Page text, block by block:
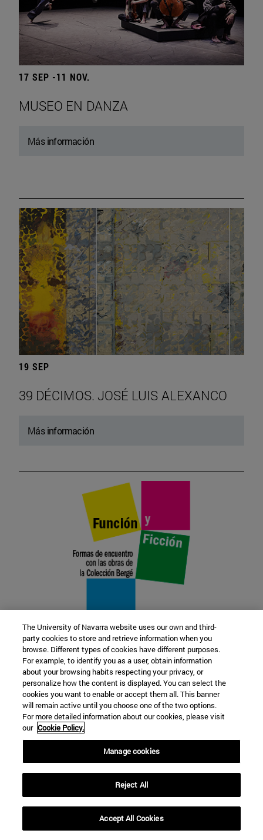
17 SEP -11 NOV.
MUSEO EN DANZA
Más información
19 SEP
39 DÉCIMOS. JOSÉ LUIS ALEXANCO
Más información
22 SEP
FUNCIÓN Y FICCIÓN. Varios artistas
Más información
The University of Navarra website uses our own and third-
party cookies to store and retrieve information when you
browse. Different types of cookies have different purposes.
For example, to identify you as a user, obtain information
about your browsing habits respecting your privacy, or
personalize how the content is displayed. You can select the
cookies you want to enable or accept them all. This banner
will remain active until you choose one of the two options.
For more detailed information about our cookies, please visit
our Cookie Policy.
Manage cookies
Reject All
Accept All Cookies